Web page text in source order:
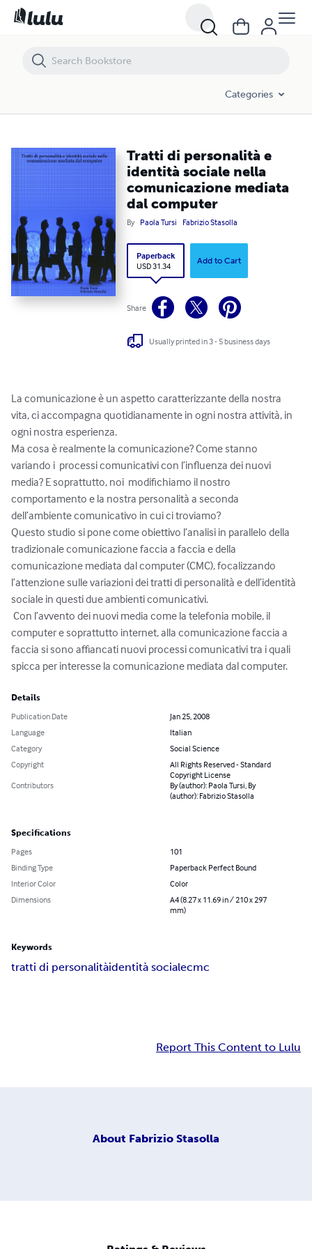
Categories
Tratti di personalità e
identità sociale nella
comunicazione mediata
dal computer
By Paola Tursi Fabrizio Stasolla
Paperback
USD 31.34
Add to Cart
Share
Usually printed in 3 - 5 business days
La comunicazione è un aspetto caratterizzante della nostra
vita, ci accompagna quotidianamente in ogni nostra attività, in
ogni nostra esperienza.
Ma cosa è realmente la comunicazione? Come stanno
variando i  processi comunicativi con l’influenza dei nuovi
media? E soprattutto, noi  modifichiamo il nostro
comportamento e la nostra personalità a seconda
dell’ambiente comunicativo in cui ci troviamo?
Questo studio si pone come obiettivo l’analisi in parallelo della
tradizionale comunicazione faccia a faccia e della
comunicazione mediata dal computer (CMC), focalizzando
l’attenzione sulle variazioni dei tratti di personalità e dell’identità
sociale in questi due ambienti comunicativi.
computer e soprattutto internet, alla comunicazione faccia a
faccia si sono affiancati nuovi processi comunicativi tra i quali
spicca per interesse la comunicazione mediata dal computer.
Details
Publication Date
Jan 25, 2008
Language
Italian
Category
Social Science
Copyright
All Rights Reserved - Standard
Copyright License
Contributors
By (author): Paola Tursi, By
(author): Fabrizio Stasolla
Specifications
Pages
101
Binding Type
Paperback Perfect Bound
Interior Color
Color
Dimensions
A4 (8.27 x 11.69 in / 210 x 297
mm)
Keywords
tratti di personalitàidentità socialecmc
Report This Content to Lulu
About Fabrizio Stasolla
Tratti di personalità e identità sociale nella comunicazione mediata